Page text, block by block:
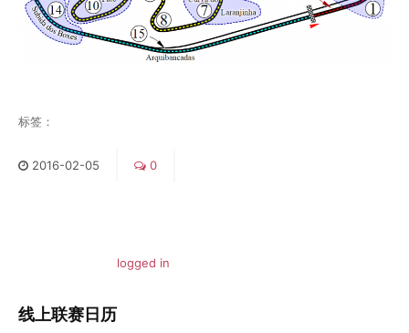
标签：
2016-02-05 0
logged in
线上联赛日历